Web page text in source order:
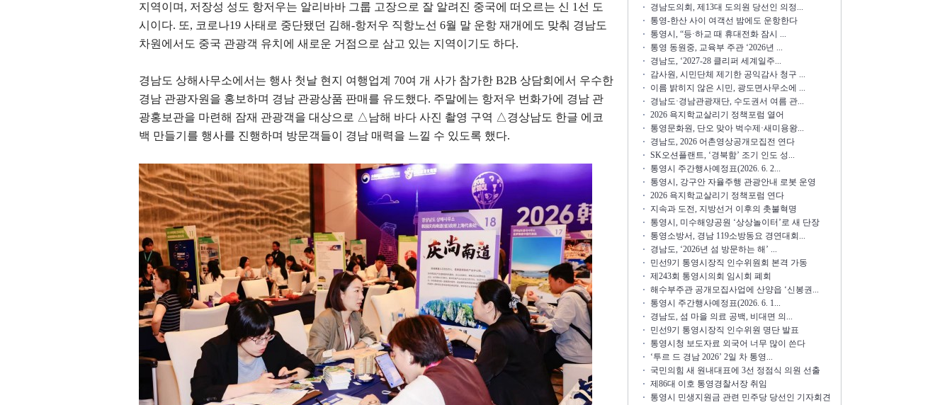
지역이며 , 저장성 성도 항저우는 알리바바 그룹 고장으로 잘 알려진 중국에 떠오르는 신 1 선 도
시이다. 또, 코로나19 사태로 중단됐던 김해-항저우 직항노선 6월 말 운항 재개에도 맞춰 경남도
차원에서도 중국 관광객 유치에 새로운 거점으로 삼고 있는 지역이기도 하다.
경남도 상해사무소에서는 행사 첫날 현지 여행업계 70여 개 사가 참가한 B2B 상담회에서 우수한
경남 관광자원을 홍보하며 경남 관광상품 판매를 유도했다. 주말에는 항저우 번화가에 경남 관
광홍보관을 마련해 잠재 관광객을 대상으로 △남해 바다 사진 촬영 구역 △경상남도 한글 에코
백 만들기를 행사를 진행하며 방문객들이 경남 매력을 느낄 수 있도록 했다.
경남도의회, 제13대 도의원 당선인 의정...
통영-한산 사이 여객선 밤에도 운항한다
통영시, “등·하교 때 휴대전화 잠시 ...
통영 동원중, 교육부 주관 ‘2026년 ...
경남도, ‘2027-28 클리퍼 세계일주...
감사원, 시민단체 제기한 공익감사 청구 ...
이름 밝히지 않은 시민, 광도면사무소에 ...
경남도·경남관광재단, 수도권서 여름 관...
2026 욕지학교살리기 정책포럼 열어
통영문화원, 단오 맞아 벅수제·새미용왕...
경남도, 2026 어촌영상공개모집전 연다
SK오션플랜트, ‘경북함’ 조기 인도 성...
통영시 주간행사예정표(2026. 6. 2...
통영시, 강구안 자율주행 관광안내 로봇 운영
2026 욕지학교살리기 정책포럼 연다
지속과 도전, 지방선거 이후의 촛불혁명
통영시, 미수해양공원 ‘상상놀이터’로 새 단장
통영소방서, 경남 119소방동요 경연대회...
경남도, ‘2026년 섬 방문하는 해’ ...
민선9기 통영시장직 인수위원회 본격 가동
제243회 통영시의회 임시회 폐회
해수부주관 공개모집사업에 산양읍 ‘신봉권...
통영시 주간행사예정표(2026. 6. 1...
경남도, 섬 마을 의료 공백, 비대면 의...
민선9기 통영시장직 인수위원 명단 발표
통영시청 보도자료 외국어 너무 많이 쓴다
‘투르 드 경남 2026’ 2일 차 통영...
국민의힘 새 원내대표에 3선 정점식 의원 선출
제86대 이호 통영경찰서장 취임
통영시 민생지원금 관련 민주당 당선인 기자회견